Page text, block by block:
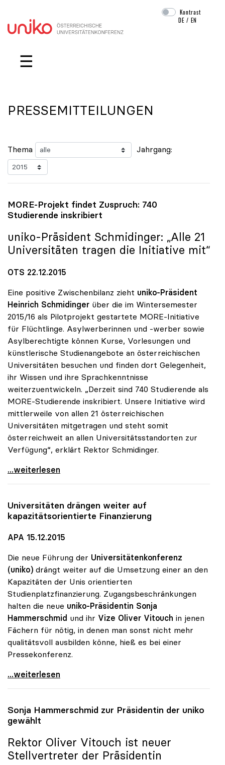
Navigation überspringen
Kontrast
DE /EN
☰
PRESSEMITTEILUNGEN
Thema Jahrgang:
MORE-Projekt findet Zuspruch: 740
Studierende inskribiert
uniko-Präsident Schmidinger: „Alle 21
Universitäten tragen die Initiative mit“
OTS 22.12.2015
Eine positive Zwischenbilanz zieht uniko-Präsident
Heinrich Schmidinger über die im Wintersemester
2015/16 als Pilotprojekt gestartete MORE-Initiative
für Flüchtlinge. Asylwerberinnen und -werber sowie
Asylberechtigte können Kurse, Vorlesungen und
künstlerische Studienangebote an österreichischen
Universitäten besuchen und finden dort Gelegenheit,
ihr Wissen und ihre Sprachkenntnisse
weiterzuentwickeln. „Derzeit sind 740 Studierende als
MORE-Studierende inskribiert. Unsere Initiative wird
mittlerweile von allen 21 österreichischen
Universitäten mitgetragen und steht somit
österreichweit an allen Universitätsstandorten zur
Verfügung“, erklärt Rektor Schmidinger.
MORE-Projekt findet Zuspruch: 740 Studierende
...weiterlesen
Universitäten drängen weiter auf
kapazitätsorientierte Finanzierung
APA 15.12.2015
Die neue Führung der Universitätenkonferenz
(uniko) drängt weiter auf die Umsetzung einer an den
Kapazitäten der Unis orientierten
Studienplatzfinanzierung. Zugangsbeschränkungen
halten die neue uniko-Präsidentin Sonja
Hammerschmid und ihr Vize Oliver Vitouch in jenen
Fächern für nötig, in denen man sonst nicht mehr
qualitätsvoll ausbilden könne, hieß es bei einer
Pressekonferenz.
Universitäten drängen weiter auf
...weiterlesen
Sonja Hammerschmid zur Präsidentin der uniko
gewählt
Rektor Oliver Vitouch ist neuer
Stellvertreter der Präsidentin